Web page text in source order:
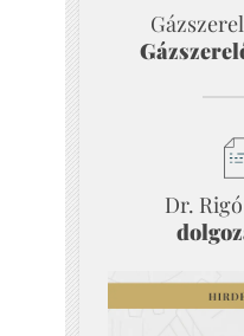
Dr.